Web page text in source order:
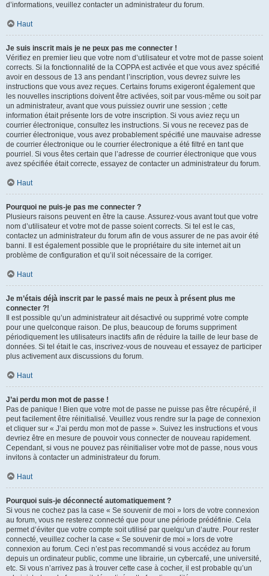
d’informations, veuillez contacter un administrateur du forum.
Haut
Je suis inscrit mais je ne peux pas me connecter !
Vérifiez en premier lieu que votre nom d’utilisateur et votre mot de passe soient
corrects. Si la fonctionnalité de la COPPA est activée et que vous avez spécifié
avoir en dessous de 13 ans pendant l’inscription, vous devrez suivre les
instructions que vous avez reçues. Certains forums exigeront également que
les nouvelles inscriptions doivent être activées, soit par vous-même ou soit par
un administrateur, avant que vous puissiez ouvrir une session ; cette
information était présente lors de votre inscription. Si vous aviez reçu un
courrier électronique, consultez les instructions. Si vous ne recevez pas de
courrier électronique, vous avez probablement spécifié une mauvaise adresse
de courrier électronique ou le courrier électronique a été filtré en tant que
pourriel. Si vous êtes certain que l’adresse de courrier électronique que vous
avez spécifiée était correcte, essayez de contacter un administrateur du forum.
Haut
Pourquoi ne puis-je pas me connecter ?
Plusieurs raisons peuvent en être la cause. Assurez-vous avant tout que votre
nom d’utilisateur et votre mot de passe soient corrects. Si tel est le cas,
contactez un administrateur du forum afin de vous assurer de ne pas avoir été
banni. Il est également possible que le propriétaire du site internet ait un
problème de configuration et qu’il soit nécessaire de la corriger.
Haut
Je m’étais déjà inscrit par le passé mais ne peux à présent plus me
connecter ?!
Il est possible qu’un administrateur ait désactivé ou supprimé votre compte
pour une quelconque raison. De plus, beaucoup de forums suppriment
périodiquement les utilisateurs inactifs afin de réduire la taille de leur base de
données. Si tel était le cas, inscrivez-vous de nouveau et essayez de participer
plus activement aux discussions du forum.
Haut
J’ai perdu mon mot de passe !
Pas de panique ! Bien que votre mot de passe ne puisse pas être récupéré, il
peut facilement être réinitialisé. Veuillez vous rendre sur la page de connexion
et cliquer sur « J’ai perdu mon mot de passe ». Suivez les instructions et vous
devriez être en mesure de pouvoir vous connecter de nouveau rapidement.
Cependant, si vous ne pouvez pas réinitialiser votre mot de passe, nous vous
invitons à contacter un administrateur du forum.
Haut
Pourquoi suis-je déconnecté automatiquement ?
Si vous ne cochez pas la case « Se souvenir de moi » lors de votre connexion
au forum, vous ne resterez connecté que pour une période prédéfinie. Cela
permet d’éviter que votre compte soit utilisé par quelqu’un d’autre. Pour rester
connecté, veuillez cocher la case « Se souvenir de moi » lors de votre
connexion au forum. Ceci n’est pas recommandé si vous accédez au forum
depuis un ordinateur public, comme une librairie, un cybercafé, une université,
etc. Si vous n’arrivez pas à trouver cette case à cocher, il est probable qu’un